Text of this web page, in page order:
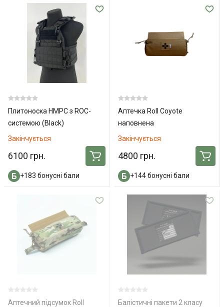
Плитоноска HMPC з ROC-
системою (Black)
Закінчується
6100 грн.
+183 бонусні бали
Аптечка Roll Coyote
наповнена
Закінчується
4800 грн.
+144 бонусні бали
Аптечний підсумок Roll
Балістичні пакети 2 класу